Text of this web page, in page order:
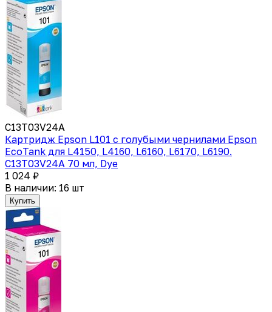
C13T03V24A
Картридж Epson L101 с голубыми чернилами Epson
EcoTank для L4150, L4160, L6160, L6170, L6190.
C13T03V24A 70 мл, Dye
1 024 ₽
В наличии: 16 шт
Купить